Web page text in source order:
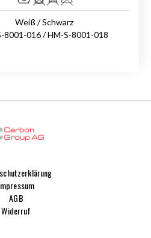
Weiß / Schwarz
8001-016 / HM-S-8001-018
AGB
Widerruf